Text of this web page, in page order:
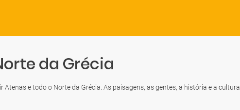
da Grécia
Atenas e todo o Norte da Grécia. As paisagens, as gentes, a história e a cultura